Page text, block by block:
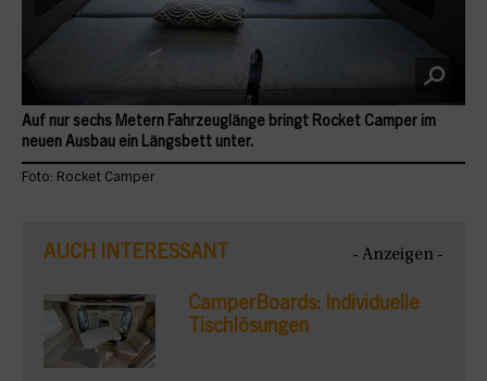
Auf nur sechs Metern Fahrzeuglänge bringt Rocket Camper im
neuen Ausbau ein Längsbett unter.
Foto: Rocket Camper
AUCH INTERESSANT - Anzeigen -
CamperBoards: Individuelle
Tischlösungen